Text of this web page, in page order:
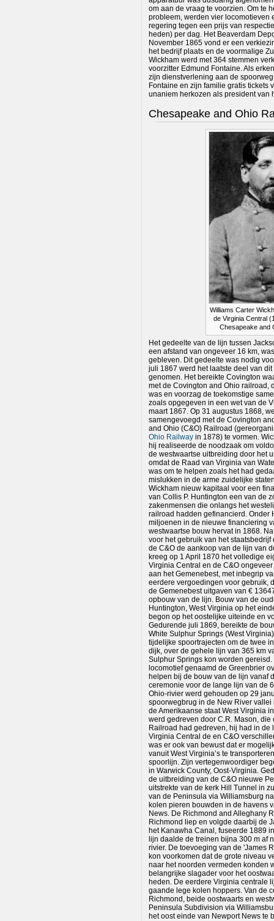
om aan de vraag te voorzien. Om te
probleem, werden vier locomotieven
regering tegen een prijs van
heden) per dag. Het Beaverdam
November 1865 vond er een
het bedrijf plaats en de voormalige
Wickham werd met 364 stemmen
voorzitter Edmund Fontaine. Als
zijn dienstverlening aan de
Fontaine en zijn familie gratis tickets
unaniem herkozen als president van
Chesapeake and Ohio
Williams Carter
de Virginia Central
Chesapeake and
Het gedeelte van de lijn tussen
een afstand van ongeveer 16 km,
gebleven. Dit gedeelte was nodig
juli 1867 werd het laatste deel van
genomen. Het bereikte Covington
met de Covington and Ohio railroad,
was en voorzag de toekomstige
zoals opgegeven in een wet van de
maart 1867. Op 31 augustus 1868,
samengevoegd met de Covington
and Ohio (C&O) Railroad
Ohio Railwayin 1878) te vormen.
hij realiseerde de noodzaak om
de westwaartse uitbreiding door het
omdat de Raad van Virginia van
was om te helpen zoals het had
mislukken in de arme zuidelijke
Wickham nieuw kapitaal voor een
van Collis P. Huntington een van de
zakenmensen die onlangs het
railroad hadden gefinancierd. Onder
miljoenen in de nieuwe financiering
westwaartse bouw hervat in 1868.
voor het gebruik van het
de C&O de aankoop van de lijn van
kreeg op 1 April 1870 het volledige
Virginia Central en de C&O
aan het Gemenebest, met inbegrip
eerdere vergoedingen voor gebruik,
de Gemenebest uitgaven van €
opbouw van de lijn. Bouw van de
Huntington, West Virginia op het
begon op het oostelijke uiteinde en
Gedurende juli 1869, bereikte de
White Sulphur Springs (West
tijdelijke spoortrajecten om de twee
dijk, over de gehele lijn van 365 km
Sulphur Springs kon worden
locomotief genaamd de Greenbrier
helpen bij de bouw van de lijn vanaf
ceremonie voor de lange lijn van de
Ohio-rivier werd gehouden op 29
spoorwegbrug in de New River vallei
de Amerikaanse staat West Virginia
werd gedreven door C.R. Mason,
Railroad had gedreven, hij had in
Virginia Central de en C&O
was er ook van bewust dat er
vanuit West Virginia’s te
spoorlijn. Zijn vertegenwoordiger
in Warwick County, Oost-Virginia.
de uitbreiding van de C&O nieuwe
uitstrekte van de kerk Hill Tunnel in
van de Peninsula via Williamsburg
kolen pieren bouwden in de havens
News. De Richmond and Alleghany
Richmond liep en volgde daarbij de
het Kanawha Canal, fuseerde 1889
lijn daalde de treinen bijna 300 m af
rivier. De toevoeging van de 'James
kon voorkomen dat de grote niveau
naar het noorden vermeden konden
belangrijke slagader voor het
heden. De eerdere Virginia centrale
gaande lege kolen hoppers. Van de
Richmond, beide oostwaarts en
Peninsula Subdivision via
het oost einde van Newport News te